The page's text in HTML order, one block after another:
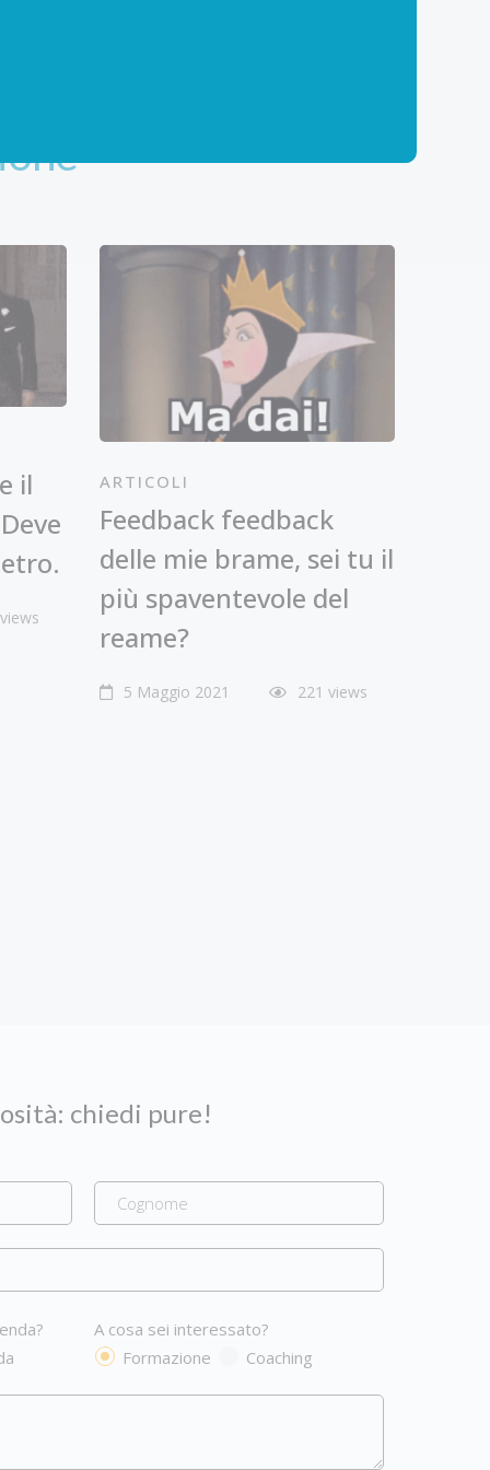
il
ARTICOLI
Feedback feedback
delle mie brame, sei tu il
più spaventevole del
reame?
5 Maggio 2021 221 views
chiedi pure!
A cosa sei interessato?
Formazione
Coaching